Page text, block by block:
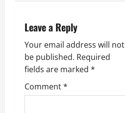
a
t
i
o
Leave a Reply
Your email address will not
be published. Required
fields are marked *
Comment*